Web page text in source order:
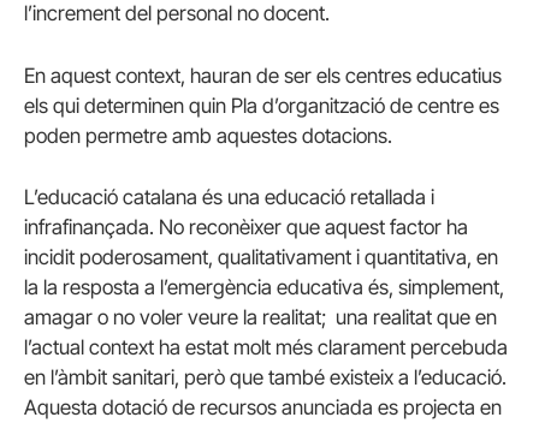
l’increment del personal no docent.
En aquest context, hauran de ser els centres educatius
els qui determinen quin Pla d’organització de centre es
poden permetre amb aquestes dotacions.
L’educació catalana és una educació retallada i
infrafinançada. No reconèixer que aquest factor ha
incidit poderosament, qualitativament i quantitativa, en
la la resposta a l’emergència educativa és, simplement,
amagar o no voler veure la realitat; una realitat que en
l’actual context ha estat molt més clarament percebuda
en l’àmbit sanitari, però que també existeix a l’educació.
Aquesta dotació de recursos anunciada es projecta en